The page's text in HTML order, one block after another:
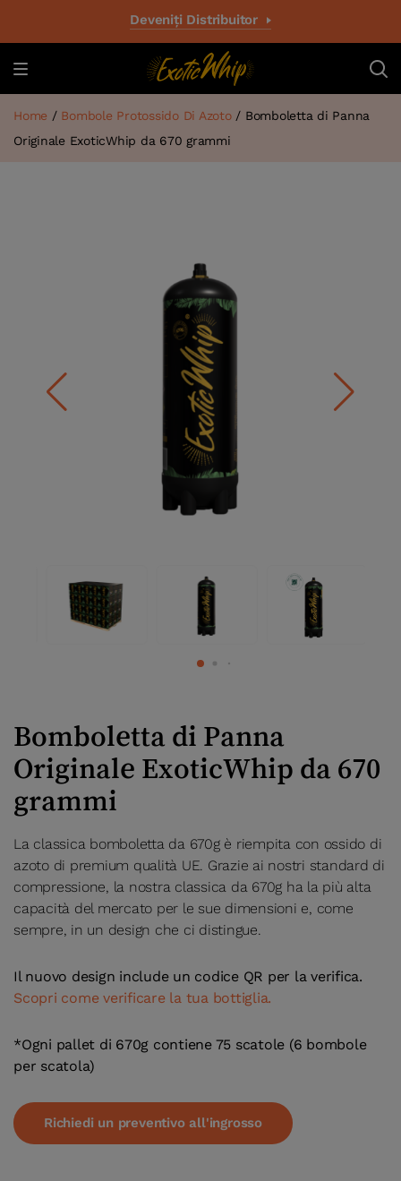
Deveniți Distribuitor
Home / Bombole Protossido Di Azoto/ Bomboletta di Panna
Originale ExoticWhip da 670 grammi
Bomboletta di Panna
Originale ExoticWhip da 670
grammi
La classica bomboletta da 670g è riempita con ossido di
azoto di premium qualità UE. Grazie ai nostri standard di
compressione, la nostra classica da 670g ha la più alta
capacità del mercato per le sue dimensioni e, come
sempre, in un design che ci distingue.
Il nuovo design include un codice QR per la verifica.
Scopri come verificare la tua bottiglia.
*Ogni pallet di 670g contiene 75 scatole (6 bombole
per scatola)
Richiedi un preventivo all'ingrosso